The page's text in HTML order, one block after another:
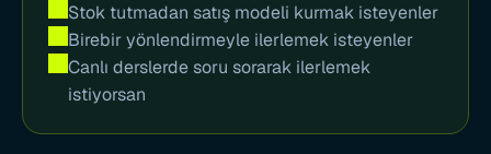
Stok tutmadan satış modeli kurmak isteyenler
Birebir yönlendirmeyle ilerlemek isteyenler
Canlı derslerde soru sorarak ilerlemek
istiyorsan